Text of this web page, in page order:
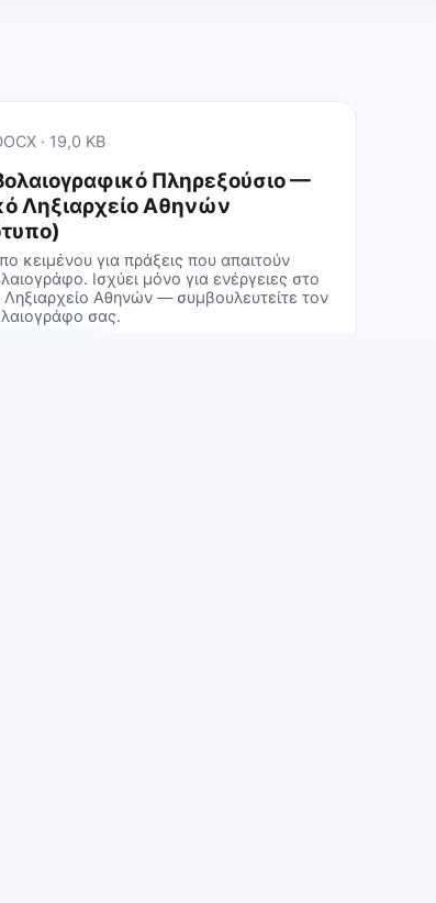
· 19,0 KB
Πληρεξούσιο —
Ληξιαρχείο Αθηνών
κειμένου για πράξεις που απαιτούν
Ισχύει μόνο για ενέργειες στο
Ληξιαρχείο Αθηνών — συμβουλευτείτε τον
σας.